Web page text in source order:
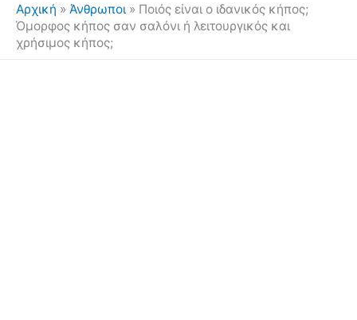
Αρχική » Άνθρωποι » Ποιός είναι ο ιδανικός κήπος;
Όμορφος κήπος σαν σαλόνι ή λειτουργικός και
χρήσιμος κήπος;